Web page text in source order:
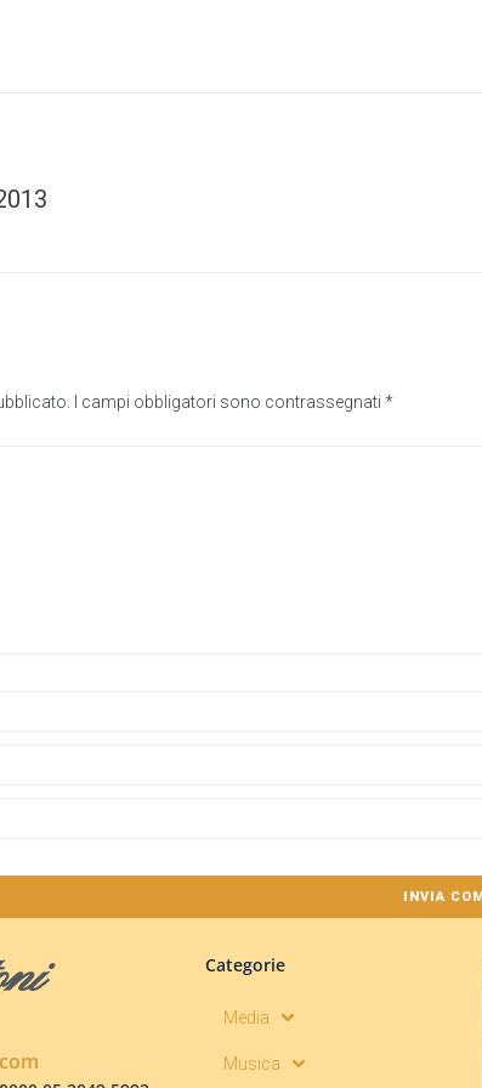
I campi obbligatori sono contrassegnati *
Categorie
Media
Musica